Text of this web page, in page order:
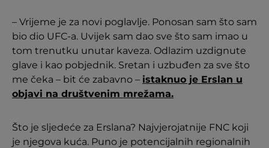
– Vrijeme je za novi poglavlje. Ponosan sam što sam
bio dio UFC-a. Uvijek sam dao sve što sam imao u
tom trenutku unutar kaveza. Odlazim uzdignute
glave i kao pobjednik. Sretan i uzbuđen za sve što
me čeka – bit će zabavno – istaknuo je Erslan u
objavi na društvenim mrežama.
Što je sljedeće za Erslana? Najvjerojatnije FNC koji
je njegova kuća. Puno je potencijalnih regionalnih